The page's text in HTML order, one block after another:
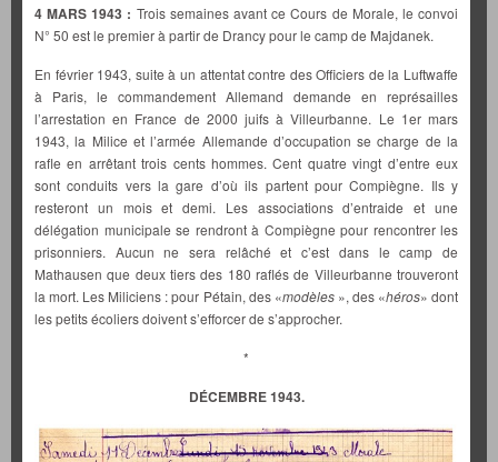
4 MARS 1943 : Trois semaines avant ce Cours de Morale, le convoi
N° 50 est le premier à partir de Drancy pour le camp de Majdanek.
En février 1943, suite à un attentat contre des Officiers de la Luftwaffe
à Paris, le commandement Allemand demande en représailles
l’arrestation en France de 2000 juifs à Villeurbanne. Le 1er mars
1943, la Milice et l’armée Allemande d’occupation se charge de la
rafle en arrêtant trois cents hommes. Cent quatre vingt d’entre eux
sont conduits vers la gare d’où ils partent pour Compiègne. Ils y
resteront un mois et demi. Les associations d’entraide et une
délégation municipale se rendront à Compiègne pour rencontrer les
prisonniers. Aucun ne sera relâché et c’est dans le camp de
Mathausen que deux tiers des 180 raflés de Villeurbanne trouveront
la mort. Les Miliciens : pour Pétain, des «modèles », des «héros» dont
les petits écoliers doivent s’efforcer de s’approcher.
*
DÉCEMBRE 1943.